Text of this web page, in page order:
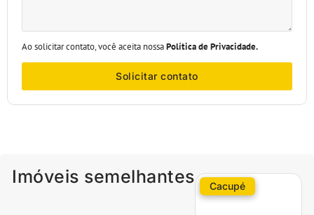
Ao solicitar contato, você aceita nossaPolítica de Privacidade.
Solicitar contato
Imóveis semelhantes Cacupé